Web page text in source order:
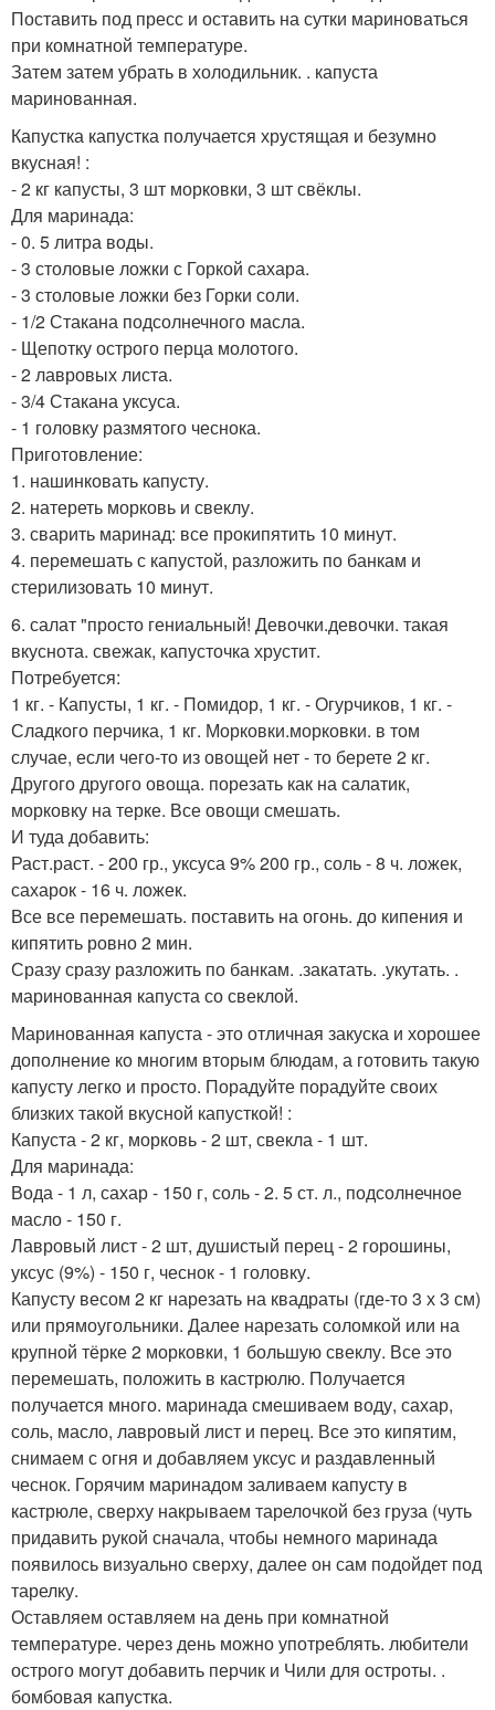
Поставить под пресс и оставить на сутки мариноваться
при комнатной температуре.
Затем затем убрать в холодильник. . капуста
маринованная.
Капустка капустка получается хрустящая и безумно
вкусная! :
- 2 кг капусты, 3 шт морковки, 3 шт свёклы.
Для маринада:
- 0. 5 литра воды.
- 3 столовые ложки с Горкой сахара.
- 3 столовые ложки без Горки соли.
- 1/2 Стакана подсолнечного масла.
- Щепотку острого перца молотого.
- 2 лавровых листа.
- 3/4 Стакана уксуса.
- 1 головку размятого чеснока.
Приготовление:
1. нашинковать капусту.
2. натереть морковь и свеклу.
3. сварить маринад: все прокипятить 10 минут.
4. перемешать с капустой, разложить по банкам и
стерилизовать 10 минут.
6. салат "просто гениальный! Девочки.девочки. такая
вкуснота. свежак, капусточка хрустит.
Потребуется:
1 кг. - Капусты, 1 кг. - Помидор, 1 кг. - Огурчиков, 1 кг. -
Сладкого перчика, 1 кг. Морковки.морковки. в том
случае, если чего-то из овощей нет - то берете 2 кг.
Другого другого овоща. порезать как на салатик,
морковку на терке. Все овощи смешать.
И туда добавить:
Раст.раст. - 200 гр., уксуса 9% 200 гр., соль - 8 ч. ложек,
сахарок - 16 ч. ложек.
Все все перемешать. поставить на огонь. до кипения и
кипятить ровно 2 мин.
Сразу сразу разложить по банкам. .закатать. .укутать. .
маринованная капуста со свеклой.
Маринованная капуста - это отличная закуска и хорошее
дополнение ко многим вторым блюдам, а готовить такую
капусту легко и просто. Порадуйте порадуйте своих
близких такой вкусной капусткой! :
Капуста - 2 кг, морковь - 2 шт, свекла - 1 шт.
Для маринада:
Вода - 1 л, сахар - 150 г, соль - 2. 5 ст. л., подсолнечное
масло - 150 г.
Лавровый лист - 2 шт, душистый перец - 2 горошины,
уксус (9%) - 150 г, чеснок - 1 головку.
Капусту весом 2 кг нарезать на квадраты (где-то 3 х 3 см)
или прямоугольники. Далее нарезать соломкой или на
крупной тёрке 2 морковки, 1 большую свеклу. Все это
перемешать, положить в кастрюлю. Получается
получается много. маринада смешиваем воду, сахар,
соль, масло, лавровый лист и перец. Все это кипятим,
снимаем с огня и добавляем уксус и раздавленный
чеснок. Горячим маринадом заливаем капусту в
кастрюле, сверху накрываем тарелочкой без груза (чуть
придавить рукой сначала, чтобы немного маринада
появилось визуально сверху, далее он сам подойдет под
тарелку.
Оставляем оставляем на день при комнатной
температуре. через день можно употреблять. любители
острого могут добавить перчик и Чили для остроты. .
бомбовая капустка.